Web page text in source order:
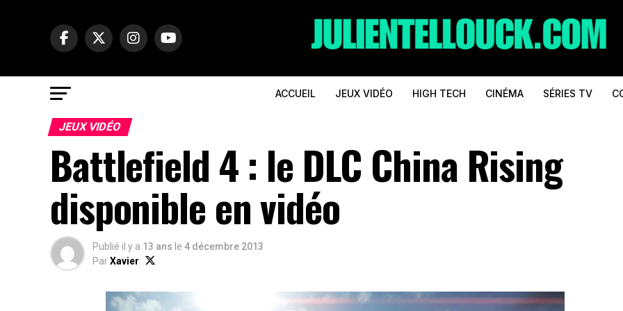
ACCUEIL JEUX VIDÉO HIGH TECH CINÉMA SÉRIES TV
JEUX VIDÉO
Battlefield 4 : le DLC China Rising
disponible en vidéo
Publié il y a 13 ans le 4 décembre 2013
ParXavier